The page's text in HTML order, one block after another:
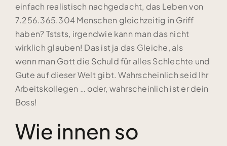
einfach realistisch nachgedacht, das Leben von
7.256.365.304 Menschen gleichzeitig in Griff
haben? Tststs, irgendwie kann man das nicht
wirklich glauben! Das ist ja das Gleiche, als
wenn man Gott die Schuld für alles Schlechte und
Gute auf dieser Welt gibt. Wahrscheinlich seid Ihr
Arbeitskollegen … oder, wahrscheinlich ist er dein
Boss!
Wie innen so